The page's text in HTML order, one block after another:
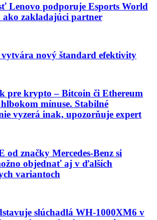
Lenovo podporuje Esports World
ako zakladajúci partner
nový štandard efektivity
pre krypto – Bitcoin či Ethereum
mínuse. Stabilné
vyzerá inak, upozorňuje expert
od značky Mercedes-Benz si
objednať aj v ďalších
variantoch
slúchadlá WH-1000XM6 v